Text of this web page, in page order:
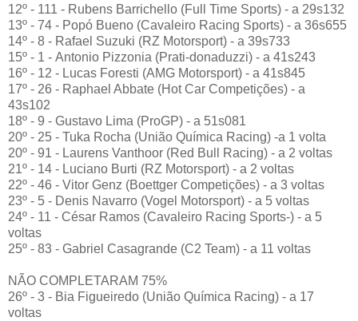
12º - 111 - Rubens Barrichello (Full Time Sports) - a 29s132
13º - 74 - Popó Bueno (Cavaleiro Racing Sports) - a 36s655
14º - 8 - Rafael Suzuki (RZ Motorsport) - a 39s733
15º - 1 - Antonio Pizzonia (Prati-donaduzzi) - a 41s243
16º - 12 - Lucas Foresti (AMG Motorsport) - a 41s845
17º - 26 - Raphael Abbate (Hot Car Competições) - a
43s102
18º - 9 - Gustavo Lima (ProGP) - a 51s081
20º - 25 - Tuka Rocha (União Química Racing) -a 1 volta
20º - 91 - Laurens Vanthoor (Red Bull Racing) - a 2 voltas
21º - 14 - Luciano Burti (RZ Motorsport) - a 2 voltas
22º - 46 - Vitor Genz (Boettger Competições) - a 3 voltas
23º - 5 - Denis Navarro (Vogel Motorsport) - a 5 voltas
24º - 11 - César Ramos (Cavaleiro Racing Sports-) - a 5
voltas
25º - 83 - Gabriel Casagrande (C2 Team) - a 11 voltas
NÃO COMPLETARAM 75%
26º - 3 - Bia Figueiredo (União Química Racing) - a 17
voltas